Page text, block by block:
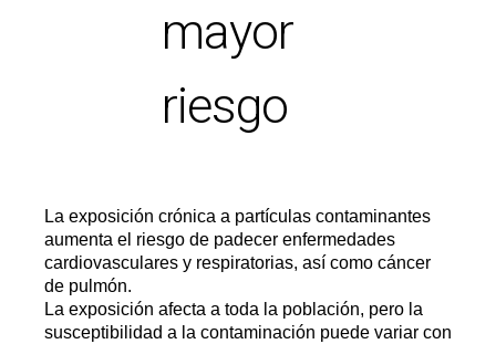
mayor
riesgo
La exposición crónica a partículas contaminantes
aumenta el riesgo de padecer enfermedades
cardiovasculares y respiratorias, así como cáncer
de pulmón.
La exposición afecta a toda la población, pero la
susceptibilidad a la contaminación puede variar con